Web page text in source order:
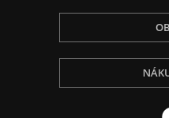
Používáme Cookies,
nejlepší zkušenost při
obsah na stránce,